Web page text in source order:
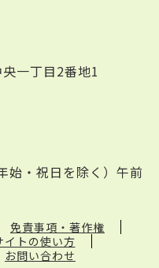
一丁目2番地1
始・祝日を除く）午前
免責事項・著作権
イトの使い方
お問い合わせ